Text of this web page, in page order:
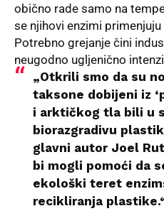
obično rade samo na
se njihovi enzimi
Potrebno grejanje čini
neugodno ugljenično
„Otkrili smo da su
taksone dobijeni iz
i arktičkog tla bili u
biorazgradivu
glavni autor Joel
bi mogli pomoći da
ekološki teret
recikliranja